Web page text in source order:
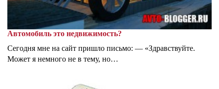
Автомобиль это недвижимость?
Сегодня мне на сайт пришло письмо: — «Здравствуйте.
Может я немного не в тему, но…